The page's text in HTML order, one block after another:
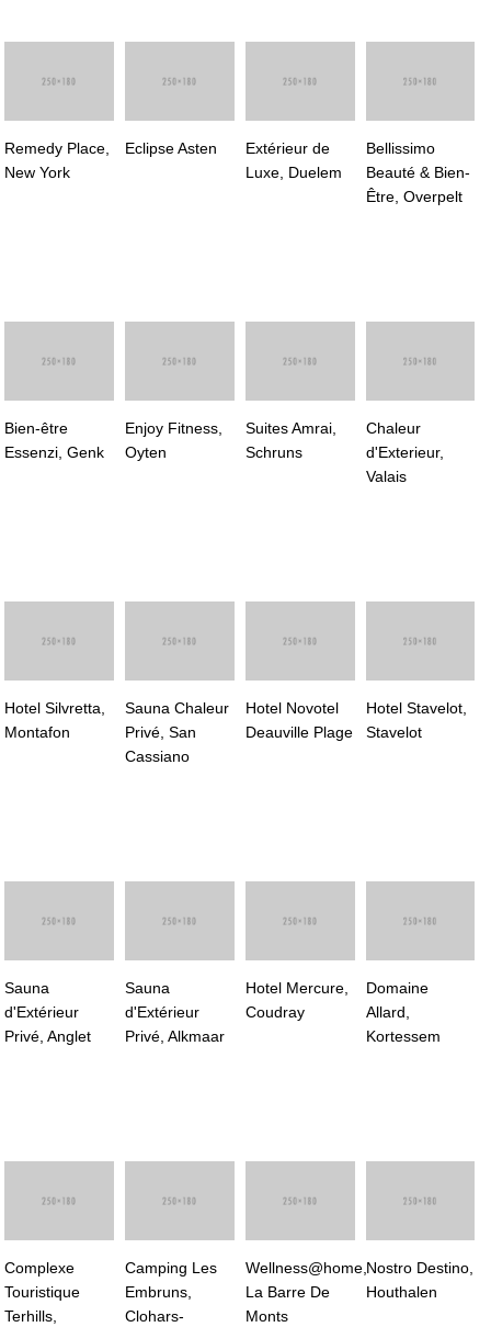
Remedy Place,
New York
Eclipse Asten
Extérieur de
Luxe, Duelem
Bellissimo
Beauté & Bien-
Être, Overpelt
Bien-être
Essenzi, Genk
Enjoy Fitness,
Oyten
Suites Amrai,
Schruns
Chaleur
d'Exterieur,
Valais
Hotel Silvretta,
Montafon
Sauna Chaleur
Privé, San
Cassiano
Hotel Novotel
Deauville Plage
Hotel Stavelot,
Stavelot
Sauna
d'Extérieur
Privé, Anglet
Sauna
d'Extérieur
Privé, Alkmaar
Hotel Mercure,
Coudray
Domaine
Allard,
Kortessem
Complexe
Touristique
Terhills,
Camping Les
Embruns,
Clohars-
Wellness@home,
La Barre De
Monts
Nostro Destino,
Houthalen